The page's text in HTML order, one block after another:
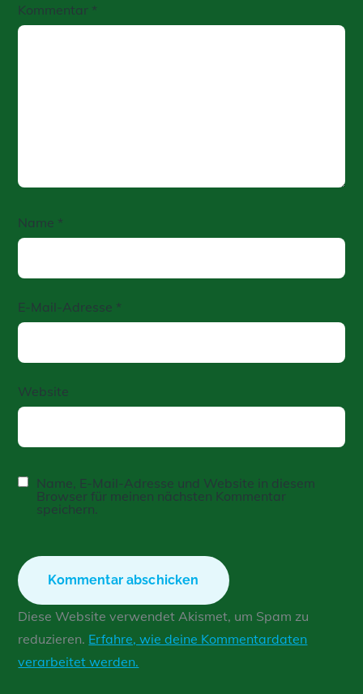
Kommentar *
Name *
E-Mail-Adresse *
Website
Name, E-Mail-Adresse und Website in diesem
Browser für meinen nächsten Kommentar
speichern.
Diese Website verwendet Akismet, um Spam zu
reduzieren. Erfahre, wie deine Kommentardaten
verarbeitet werden.